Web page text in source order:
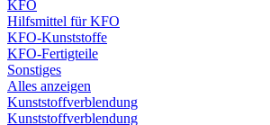
KFO
Hilfsmittel für KFO
KFO-Kunststoffe
KFO-Fertigteile
Sonstiges
Alles anzeigen
Kunststoffverblendung
Kunststoffverblendung